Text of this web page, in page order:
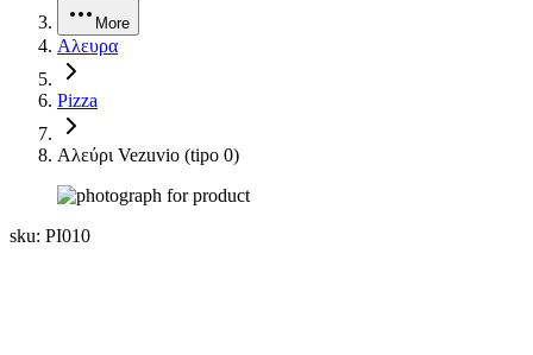
More
Αλευρα
Pizza
Αλεύρι Vezuvio (tipo 0)
sku: PI010